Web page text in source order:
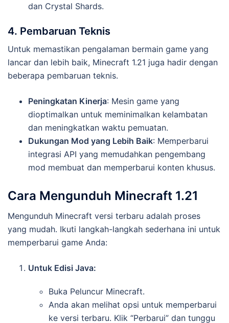
dan Crystal Shards.
4. Pembaruan Teknis
Untuk memastikan pengalaman bermain game yang
lancar dan lebih baik, Minecraft 1.21 juga hadir dengan
beberapa pembaruan teknis.
Peningkatan Kinerja: Mesin game yang
dioptimalkan untuk meminimalkan kelambatan
dan meningkatkan waktu pemuatan.
Dukungan Mod yang Lebih Baik: Memperbarui
integrasi API yang memudahkan pengembang
mod membuat dan memperbarui konten khusus.
Cara Mengunduh Minecraft 1.21
Mengunduh Minecraft versi terbaru adalah proses
yang mudah. Ikuti langkah-langkah sederhana ini untuk
memperbarui game Anda:
Untuk Edisi Java:
Buka Peluncur Minecraft.
Anda akan melihat opsi untuk memperbarui
ke versi terbaru. Klik “Perbarui” dan tunggu